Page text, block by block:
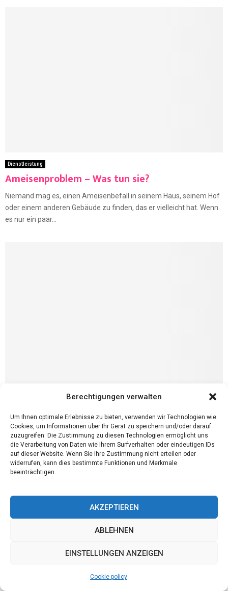
Berechtigungen verwalten
Um Ihnen optimale Erlebnisse zu bieten, verwenden wir Technologien wie
Cookies, um Informationen über Ihr Gerät zu speichern und/oder darauf
zuzugreifen. Die Zustimmung zu diesen Technologien ermöglicht uns
die Verarbeitung von Daten wie Ihrem Surfverhalten oder eindeutigen IDs
auf dieser Website. Wenn Sie Ihre Zustimmung nicht erteilen oder
widerrufen, kann dies bestimmte Funktionen und Merkmale
beeinträchtigen.
AKZEPTIEREN
ABLEHNEN
EINSTELLUNGEN ANZEIGEN
Cookie policy
Dienstleistung
Ameisenproblem – Was tun sie?
Niemand mag es, einen Ameisenbefall in seinem Haus, seinem Hof
oder einem anderen Gebäude zu finden, das er vielleicht hat. Wenn
es nur ein paar...
Die Fruchtfliegen loswerden
Für die Personen, die nicht wissen, was Fruchtfliegen sind, sind es
kleine, winzige Fliegen, die von offen gelegter Nahrung gedeihen
und die Nährstoffe aus der...